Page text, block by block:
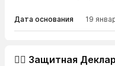
Дата основания 19
👨‍⚖️ Защитная